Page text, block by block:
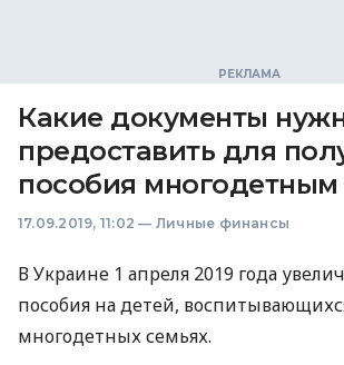
Какие документы
предоставить для
пособия многодетным
17.09.2019, 11:02 — Личные финансы
В Украине 1 апреля 2019 года
пособия на детей,
многодетных семьях.